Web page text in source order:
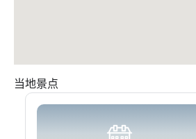
当地景点